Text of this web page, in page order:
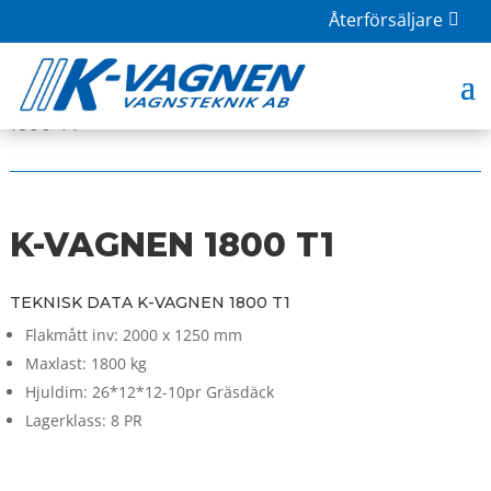
Återförsäljare
HOME | BUTIK|UNCATEGORIZED
1800 T1
K-VAGNEN 1800 T1
TEKNISK DATA K-VAGNEN 1800 T1
Flakmått inv: 2000 x 1250 mm
Maxlast: 1800 kg
Hjuldim: 26*12*12-10pr Gräsdäck
Lagerklass: 8 PR